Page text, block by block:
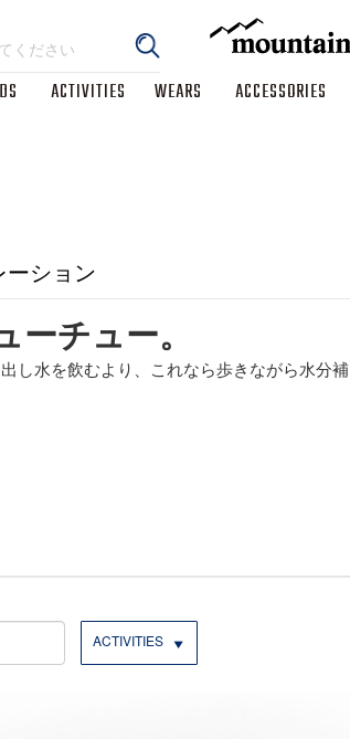
ACTIVITIES WEARS ACCESSORIES
ション
チュー。
し水を飲むより、これなら歩きながら水分補
ACTIVITIES